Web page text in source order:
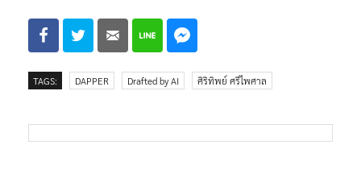
TAGS: DAPPER Drafted by AI ศิริทิพย์ ศรีไพศาล